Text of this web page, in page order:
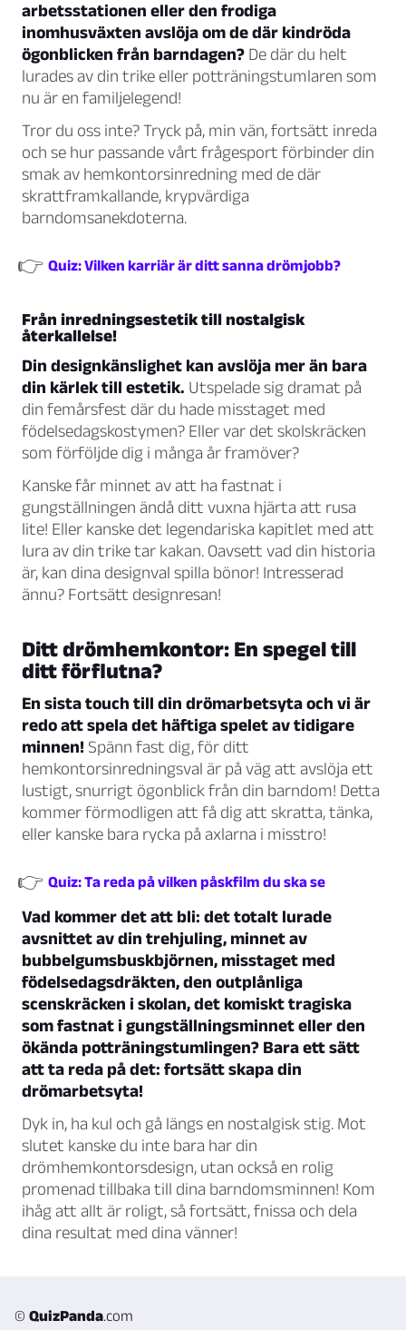
arbetsstationen eller den frodiga
inomhusväxten avslöja om de där kindröda
ögonblicken från barndagen? De där du helt
lurades av din trike eller potträningstumlaren som
nu är en familjelegend!
Tror du oss inte? Tryck på, min vän, fortsätt inreda
och se hur passande vårt frågesport förbinder din
smak av hemkontorsinredning med de där
skrattframkallande, krypvärdiga
barndomsanekdoterna.
👉 Quiz: Vilken karriär är ditt sanna drömjobb?
Från inredningsestetik till nostalgisk
återkallelse!
Din designkänslighet kan avslöja mer än bara
din kärlek till estetik. Utspelade sig dramat på
din femårsfest där du hade misstaget med
födelsedagskostymen? Eller var det skolskräcken
som förföljde dig i många år framöver?
Kanske får minnet av att ha fastnat i
gungställningen ändå ditt vuxna hjärta att rusa
lite! Eller kanske det legendariska kapitlet med att
lura av din trike tar kakan. Oavsett vad din historia
är, kan dina designval spilla bönor! Intresserad
ännu? Fortsätt designresan!
Ditt drömhemkontor: En spegel till
ditt förflutna?
En sista touch till din drömarbetsyta och vi är
redo att spela det häftiga spelet av tidigare
minnen! Spänn fast dig, för ditt
hemkontorsinredningsval är på väg att avslöja ett
lustigt, snurrigt ögonblick från din barndom! Detta
kommer förmodligen att få dig att skratta, tänka,
eller kanske bara rycka på axlarna i misstro!
👉 Quiz: Ta reda på vilken påskfilm du ska se
Vad kommer det att bli: det totalt lurade
avsnittet av din trehjuling, minnet av
bubbelgumsbuskbjörnen, misstaget med
födelsedagsdräkten, den outplånliga
scenskräcken i skolan, det komiskt tragiska
som fastnat i gungställningsminnet eller den
ökända potträningstumlingen? Bara ett sätt
att ta reda på det: fortsätt skapa din
drömarbetsyta!
Dyk in, ha kul och gå längs en nostalgisk stig. Mot
slutet kanske du inte bara har din
drömhemkontorsdesign, utan också en rolig
promenad tillbaka till dina barndomsminnen! Kom
ihåg att allt är roligt, så fortsätt, fnissa och dela
dina resultat med dina vänner!
© QuizPanda.com